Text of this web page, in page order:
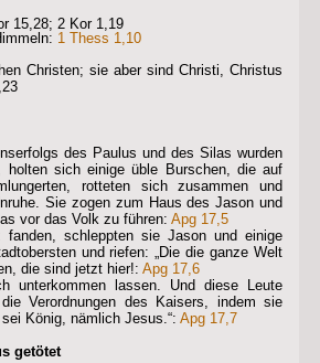
15,28; 2 Kor 1,19
1 Thess 1,10
Christen; sie aber sind Christi, Christus
des Paulus und des Silas wurden
holten sich einige üble Burschen, die auf
rotteten sich zusammen und
Sie zogen zum Haus des Jason und
vor das Volk zu führen: Apg 17,5
schleppten sie Jason und einige
und riefen: „Die die ganze Welt
die sind jetzt hier!: Apg 17,6
unterkommen lassen. Und diese Leute
Verordnungen des Kaisers, indem sie
König, nämlich Jesus.“: Apg 17,7
getötet